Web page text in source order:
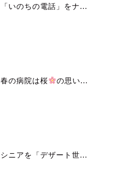
「いのちの電話」をナ...
春の病院は桜 の思い...
シニアを「デザート世...